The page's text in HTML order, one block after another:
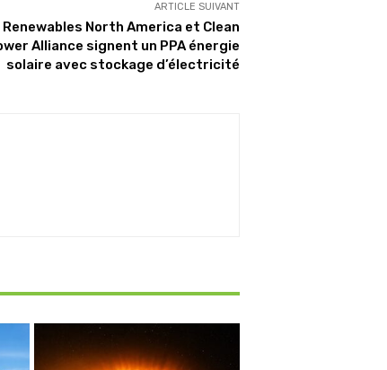
ARTICLE SUIVANT
Renewables North America et Clean
Alliance signent un PPA énergie
solaire avec stockage d’électricité